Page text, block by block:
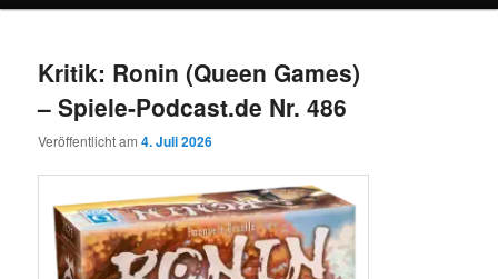
Kritik: Ronin (Queen Games)
– Spiele-Podcast.de Nr. 486
Veröffentlicht am4. Juli 2026